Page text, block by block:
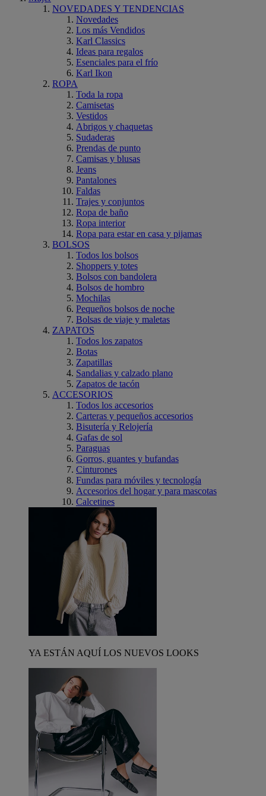
NOVEDADES Y TENDENCIAS
Novedades
Los más Vendidos
Karl Classics
Ideas para regalos
Esenciales para el frío
Karl Ikon
ROPA
Toda la ropa
Camisetas
Vestidos
Abrigos y chaquetas
Sudaderas
Prendas de punto
Camisas y blusas
Jeans
Pantalones
Faldas
Trajes y conjuntos
Ropa de baño
Ropa interior
Ropa para estar en casa y pijamas
BOLSOS
Todos los bolsos
Shoppers y totes
Bolsos con bandolera
Bolsos de hombro
Mochilas
Pequeños bolsos de noche
Bolsas de viaje y maletas
ZAPATOS
Todos los zapatos
Botas
Zapatillas
Sandalias y calzado plano
Zapatos de tacón
ACCESORIOS
Todos los accesorios
Carteras y pequeños accesorios
Bisutería y Relojería
Gafas de sol
Paraguas
Gorros, guantes y bufandas
Cinturones
Fundas para móviles y tecnología
Accesorios del hogar y para mascotas
Calcetines
YA ESTÁN AQUÍ LOS NUEVOS LOOKS